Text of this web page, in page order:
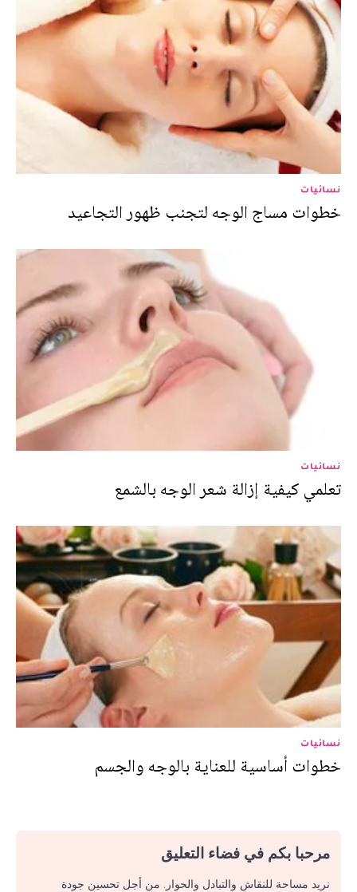
نسائيات
خطوات مساج الوجه لتجنب ظهور التجاعيد
نسائيات
تعلمي كيفية إزالة شعر الوجه بالشمع
نسائيات
خطوات أساسية للعناية بالوجه والجسم
مرحبا بكم في فضاء التعليق
نريد مساحة للنقاش والتبادل والحوار. من أجل تحسين جودة